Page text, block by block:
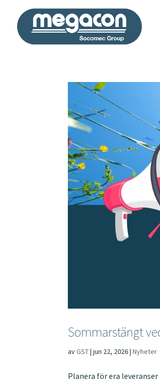
Sommarstängt
avGST|jun 22, 2026|Nyheter
Planera för era